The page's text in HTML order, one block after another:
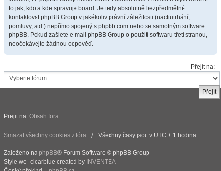
to jak, kdo a kde spravuje board. Je tedy absolutně bezpředmětné
kontaktovat phpBB Group v jakékoliv právní záležitosti (nactiutrhání,
pomluvy, atd.) nepřímo spojený s phpbb.com nebo se samotným software
phpBB. Pokud zašlete e-mail phpBB Group o použití softwaru třetí stranou,
neočekávejte žádnou odpověď.
Přejít na:
Přejít na: Obsah fóra
Smazat všechny cookies z fóra Všechny časy jsou v UTC + 1 hodina
Založeno na phpBB® Forum Software © phpBB Group
Style we_clearblue created by INVENTEA